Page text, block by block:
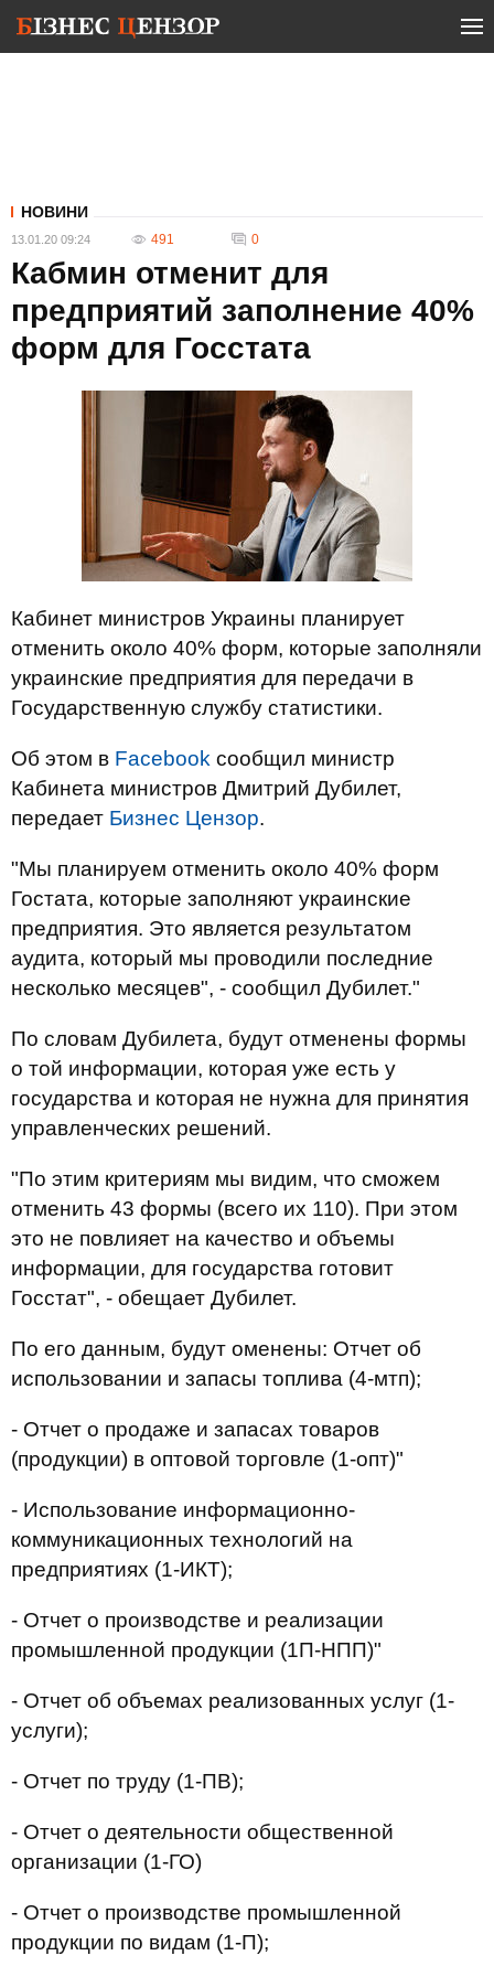
НОВИНИ
13.01.20 09:24 491 0
Кабмин отменит для
предприятий заполнение 40%
форм для Госстата
Кабинет министров Украины планирует
отменить около 40% форм, которые заполняли
украинские предприятия для передачи в
Государственную службу статистики.
Об этом в Facebook сообщил министр
Кабинета министров Дмитрий Дубилет,
передает Бизнес Цензор.
"Мы планируем отменить около 40% форм
Гостата, которые заполняют украинские
предприятия. Это является результатом
аудита, который мы проводили последние
несколько месяцев", - сообщил Дубилет."
По словам Дубилета, будут отменены формы
о той информации, которая уже есть у
государства и которая не нужна для принятия
управленческих решений.
"По этим критериям мы видим, что сможем
отменить 43 формы (всего их 110). При этом
это не повлияет на качество и объемы
информации, для государства готовит
Госстат", - обещает Дубилет.
По его данным, будут оменены: Отчет об
использовании и запасы топлива (4-мтп);
- Отчет о продаже и запасах товаров
(продукции) в оптовой торговле (1-опт)"
- Использование информационно-
коммуникационных технологий на
предприятиях (1-ИКТ);
- Отчет о производстве и реализации
промышленной продукции (1П-НПП)"
- Отчет об объемах реализованных услуг (1-
услуги);
- Отчет по труду (1-ПВ);
- Отчет о деятельности общественной
организации (1-ГО)
- Отчет о производстве промышленной
продукции по видам (1-П);